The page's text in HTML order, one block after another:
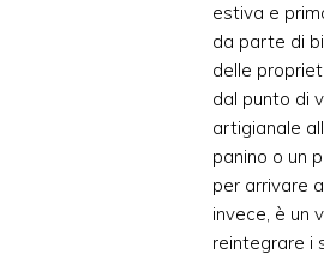
estiva e
da parte di
delle
dal punto di
artigianale
panino o un
per arrivare
invece, è un
reintegrare i